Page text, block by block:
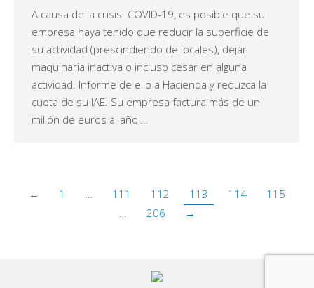
A causa de la crisis COVID-19, es posible que su
empresa haya tenido que reducir la superficie de
su actividad (prescindiendo de locales), dejar
maquinaria inactiva o incluso cesar en alguna
actividad. Informe de ello a Hacienda y reduzca la
cuota de su IAE. Su empresa factura más de un
millón de euros al año,…
← 1 … 111 112 113 114
115
…
206 →